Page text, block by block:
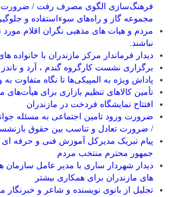
فرهنگ‌سازی الگوی مصرف رفت / ضرورت
مجموعه گاز و راه‌های سوءاستفاده و
مردم و هیات های مذهبی نگران اقلام
نباشند.
دیدار فرماندار مرکز مازندران با خانواده
برگزاری نشست کارگروه گندم ، آرد و ناندز
پاداش ویژه به المپیکی‌ها تا نگاه متفاوت
تأمین کالاهای تنظیم بازاری برای هیأت‌های
افتتاح نمایشگاه فردخت در مازندران
ضرورت ورود تامین اجتماعی به مسئله
/ ضرورت تعادل و تناسب بین حقوق
پیام تبریک مدیرکل آموزش فنی و حرفه ای
جمهور محترم منتخب مردم
دیدار شهردار ساری با مدیر عامل سازمان
های مازندران برای همکاری بیشتر
تجلیل از بانوی نویسنده و شاعر و خبرنگار